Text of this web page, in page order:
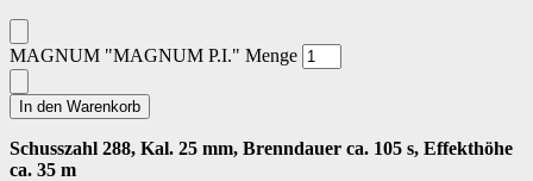
MAGNUM "MAGNUM P.I." Menge
In den Warenkorb
Schusszahl 288, Kal. 25 mm, Brenndauer ca. 105 s, Effekthöhe
ca. 35 m